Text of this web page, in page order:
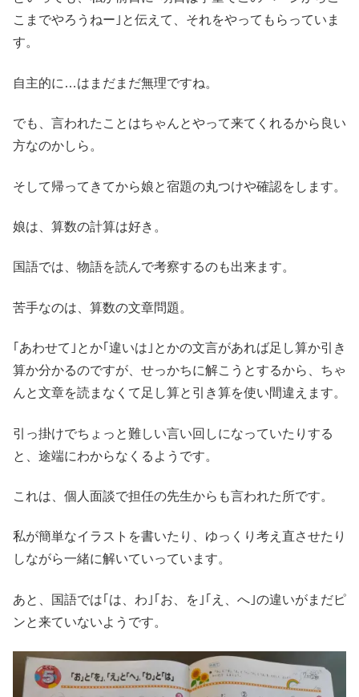
こまでやろうねー｣と伝えて、それをやってもらっていま
す。
自主的に…はまだまだ無理ですね。
でも、言われたことはちゃんとやって来てくれるから良い
方なのかしら。
そして帰ってきてから娘と宿題の丸つけや確認をします。
娘は、算数の計算は好き。
国語では、物語を読んで考察するのも出来ます。
苦手なのは、算数の文章問題。
｢あわせて｣とか｢違いは｣とかの文言があれば足し算か引き
算か分かるのですが、せっかちに解こうとするから、ちゃ
んと文章を読まなくて足し算と引き算を使い間違えます。
引っ掛けでちょっと難しい言い回しになっていたりする
と、途端にわからなくるようです。
これは、個人面談で担任の先生からも言われた所です。
私が簡単なイラストを書いたり、ゆっくり考え直させたり
しながら一緒に解いていっています。
あと、国語では｢は、わ｣｢お、を｣｢え、へ｣の違いがまだピ
ンと来ていないようです。